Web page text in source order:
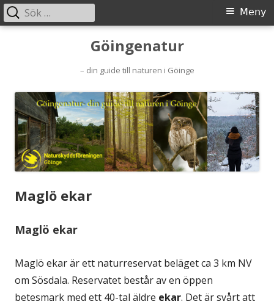
Göingenatur
– din guide till naturen i Göinge
Primär
Meny
Sök
efter:
Maglö ekar
Maglö ekar
Maglö ekar är ett naturreservat beläget ca 3 km NV
om Sösdala. Reservatet består av en öppen
betesmark med ett 40-tal äldre ekar. Det är svårt att